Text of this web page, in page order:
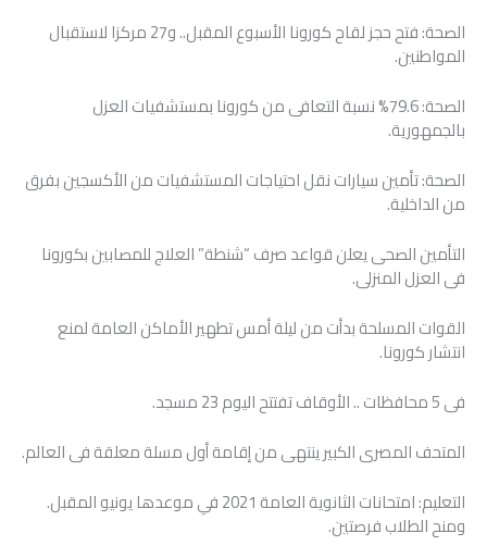
الصحة: فتح حجز لقاح كورونا الأسبوع المقبل.. و27 مركزا لاستقبال
المواطنين.
الصحة: 79.6% نسبة التعافى من كورونا بمستشفيات العزل
بالجمهورية.
الصحة: تأمين سيارات نقل احتياجات المستشفيات من الأكسجين بفرق
من الداخلية.
التأمين الصحى يعلن قواعد صرف “شنطة” العلاج للمصابين بكورونا
فى العزل المنزلى.
القوات المسلحة بدأت من ليلة أمس تطهير الأماكن العامة لمنع
انتشار كورونا.
فى 5 محافظات .. الأوقاف تفتتح اليوم 23 مسجد.
المتحف المصرى الكبير ينتهى من إقامة أول مسلة معلقة فى العالم.
التعليم: امتحانات الثانوية العامة 2021 في موعدها يونيو المقبل.
ومنح الطلاب فرصتين.